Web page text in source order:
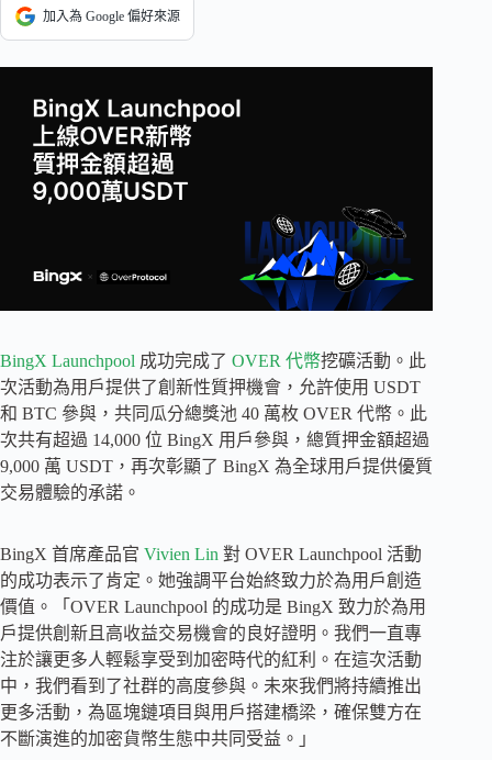
加入為 Google 偏好來源
BingX Launchpool 成功完成了 OVER 代幣挖礦活動。此
次活動為用戶提供了創新性質押機會，允許使用 USDT
和 BTC 參與，共同瓜分總獎池 40 萬枚 OVER 代幣。此
次共有超過 14,000 位 BingX 用戶參與，總質押金額超過
9,000 萬 USDT，再次彰顯了 BingX 為全球用戶提供優質
交易體驗的承諾。
BingX 首席產品官 Vivien Lin 對 OVER Launchpool 活動
的成功表示了肯定。她強調平台始終致力於為用戶創造
價值。「OVER Launchpool 的成功是 BingX 致力於為用
戶提供創新且高收益交易機會的良好證明。我們一直專
注於讓更多人輕鬆享受到加密時代的紅利。在這次活動
中，我們看到了社群的高度參與。未來我們將持續推出
更多活動，為區塊鏈項目與用戶搭建橋梁，確保雙方在
不斷演進的加密貨幣生態中共同受益。」